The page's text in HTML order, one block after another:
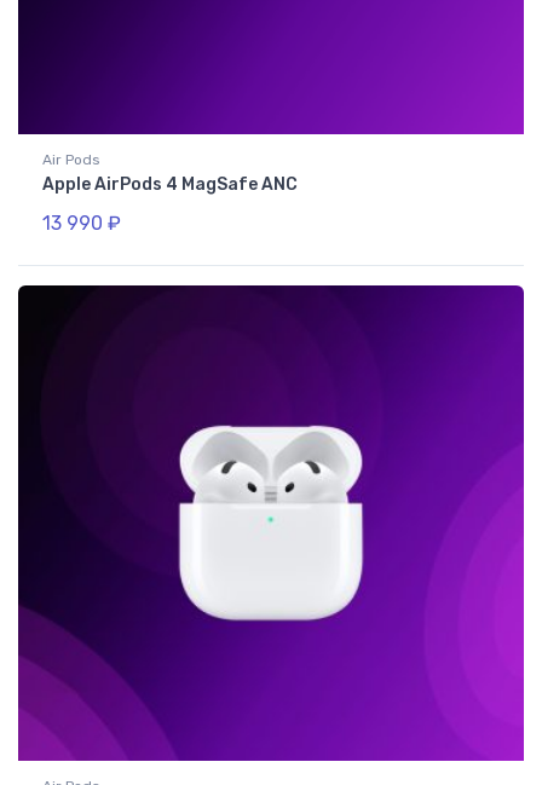
Air Pods
Apple AirPods 4 MagSafe ANC
13 990 ₽